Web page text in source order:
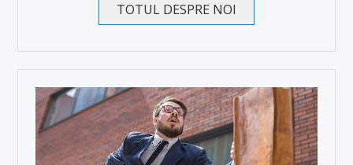
Registror's Office
RESEARCH
TMPM-III-ISI-Proceedings Conference
Journal of Applied Engineering
Centre of research
TOTUL DESPRE NOI